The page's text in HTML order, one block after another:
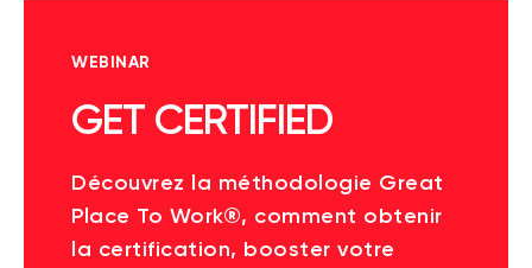
WEBINAR
GET CERTIFIED
Découvrez la méthodologie Great
Place To Work®, comment obtenir
la certification, booster votre